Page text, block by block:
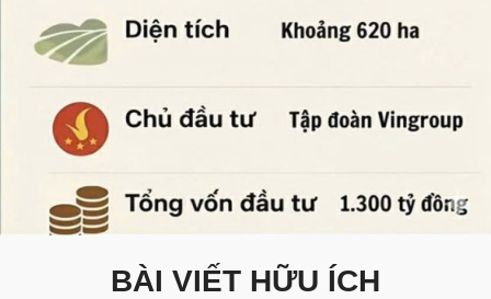
BÀI VIẾT HỮU ÍCH